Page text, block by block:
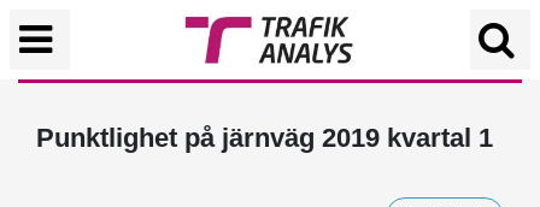
Punktlighet på järnväg 2019 kvartal 1